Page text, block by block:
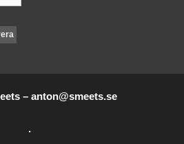
– anton@smeets.se
.